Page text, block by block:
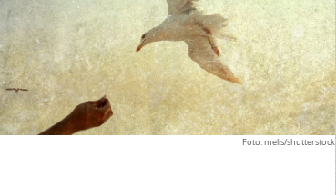
Foto: melis/shutterstock